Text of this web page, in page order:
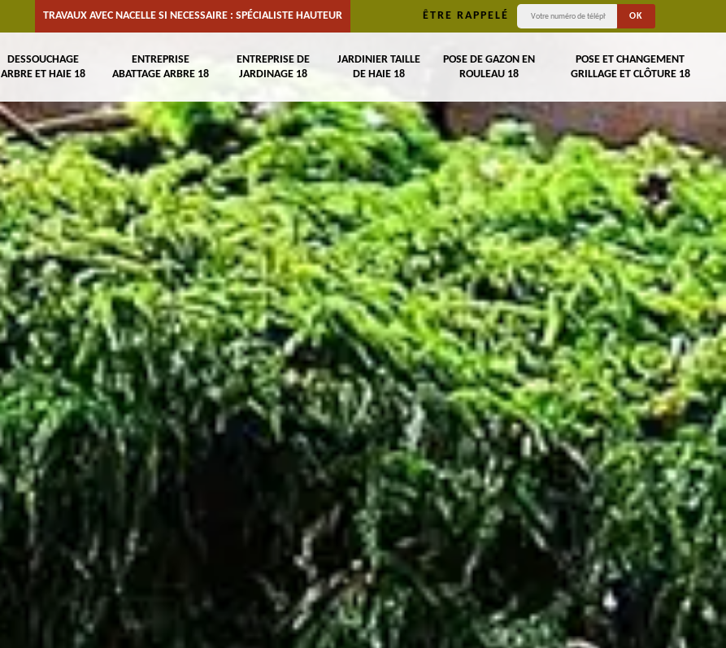
TRAVAUX AVEC NACELLE SI NECESSAIRE : SPÉCIALISTE HAUTEUR ÊTRE RAPPELÉ
DESSOUCHAGE
ARBRE ET HAIE 18
ENTREPRISE
ABATTAGE ARBRE 18
ENTREPRISE DE
JARDINAGE 18
JARDINIER TAILLE
DE HAIE 18
POSE DE GAZON EN
ROULEAU 18
POSE ET CHANGEMENT
GRILLAGE ET CLÔTURE 18